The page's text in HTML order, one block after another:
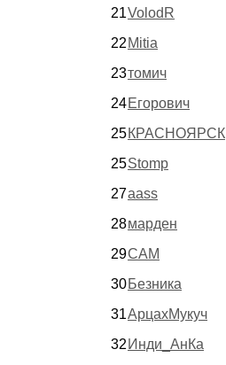
21VolodR
22 Mitia
23томич
24Егорович
25КРАСНОЯРСК
25Stomp
27aass
28марден
29CAM
30Безника
31АрцахМукуч
32 Инди_АнКа